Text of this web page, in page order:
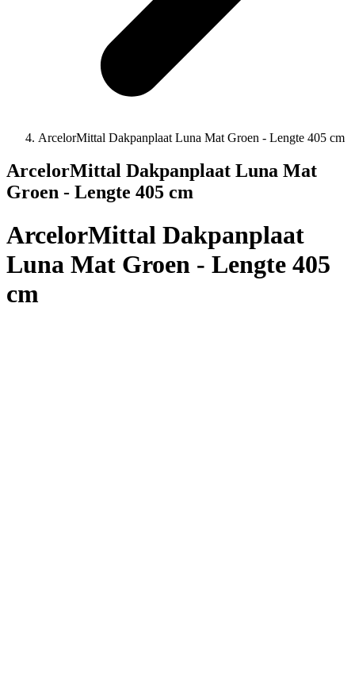
ArcelorMittal Dakpanplaat Luna Mat Groen - Lengte 405 cm
ArcelorMittal Dakpanplaat Luna Mat
Groen - Lengte 405 cm
ArcelorMittal Dakpanplaat
Luna Mat Groen - Lengte 405
cm